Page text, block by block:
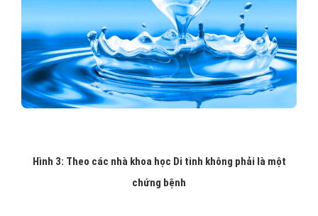
Hình 3: Theo các nhà khoa học Di tinh không phải là một
chứng bệnh